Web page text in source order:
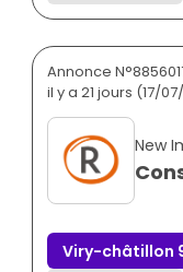
Annonce
il y a 21 jours (17/
New
Viry-châtillon